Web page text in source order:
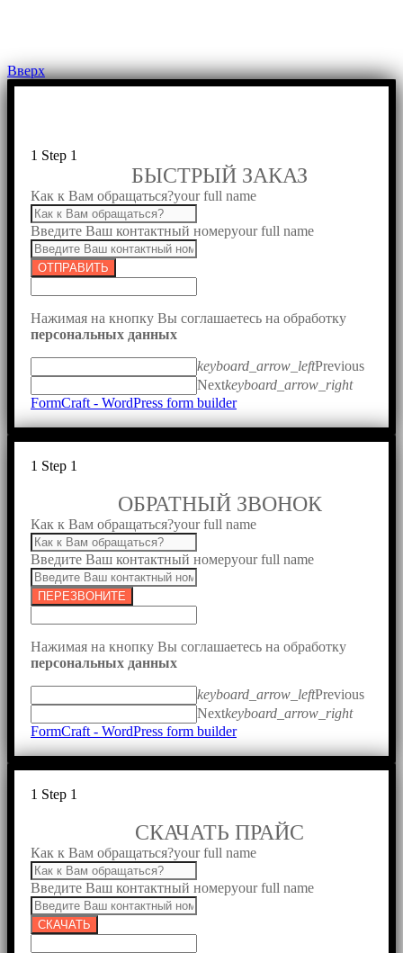
Вверх
1 Step 1
БЫСТРЫЙ ЗАКАЗ
Как к Вам обращаться?your full name
Введите Ваш контактный номерyour full name
ОТПРАВИТЬ
Нажимая на кнопку Вы соглашаетесь на обработку
персональных данных
keyboard_arrow_leftPrevious
Nextkeyboard_arrow_right
FormCraft - WordPress form builder
1 Step 1
ОБРАТНЫЙ ЗВОНОК
Как к Вам обращаться?your full name
Введите Ваш контактный номерyour full name
ПЕРЕЗВОНИТЕ
Нажимая на кнопку Вы соглашаетесь на обработку
персональных данных
keyboard_arrow_leftPrevious
Nextkeyboard_arrow_right
FormCraft - WordPress form builder
1 Step 1
СКАЧАТЬ ПРАЙС
Как к Вам обращаться?your full name
Введите Ваш контактный номерyour full name
СКАЧАТЬ